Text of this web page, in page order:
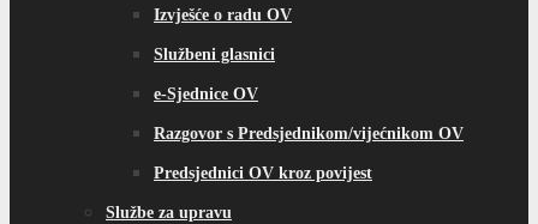
Izvješće o radu OV
Službeni glasnici
e-Sjednice OV
Razgovor s Predsjednikom/vijećnikom OV
Predsjednici OV kroz povijest
Službe za upravu